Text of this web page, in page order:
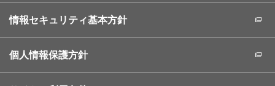
情報セキュリティ基本方針
個人情報保護方針